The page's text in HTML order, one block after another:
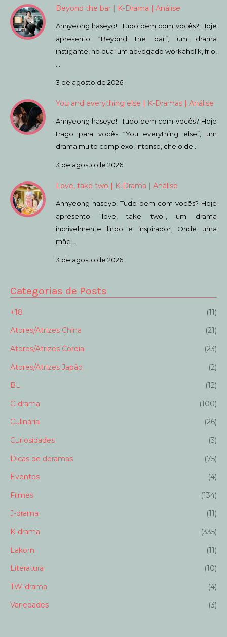
Beyond the bar | K-Drama | Análise
Annyeong haseyo! Tudo bem com vocês? Hoje
apresento “Beyond the bar”, um drama
instigante, no qual um advogado workaholik, frio,
3 de agosto de 2026
You and everything else | K-Dramas | Análise
Annyeong haseyo! Tudo bem com vocês? Hoje
trago para vocês “You everything else”, um
drama muito complexo, intenso, cheio de…
3 de agosto de 2026
Love, take two | K-Drama | Análise
Annyeong haseyo! Tudo bem com vocês? Hoje
apresento “love, take two”, um drama
incrivelmente lindo e inspirador. Onde uma
mãe…
3 de agosto de 2026
Categorias de Posts
+18
(11)
Atores/Atrizes China
(21)
Atores/Atrizes Coreia
(23)
Atores/Atrizes Japão
(2)
BL
(12)
C-drama
(100)
Culinária
(26)
Curiosidades
(3)
Dicas de doramas
(75)
Eventos
(4)
Filmes
(134)
J-drama
(11)
K-drama
(335)
Lakorn
(11)
Literatura
(10)
TW-drama
(4)
Variedades
(3)